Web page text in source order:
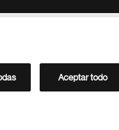
Directorio de Novartis
Aceptar todo